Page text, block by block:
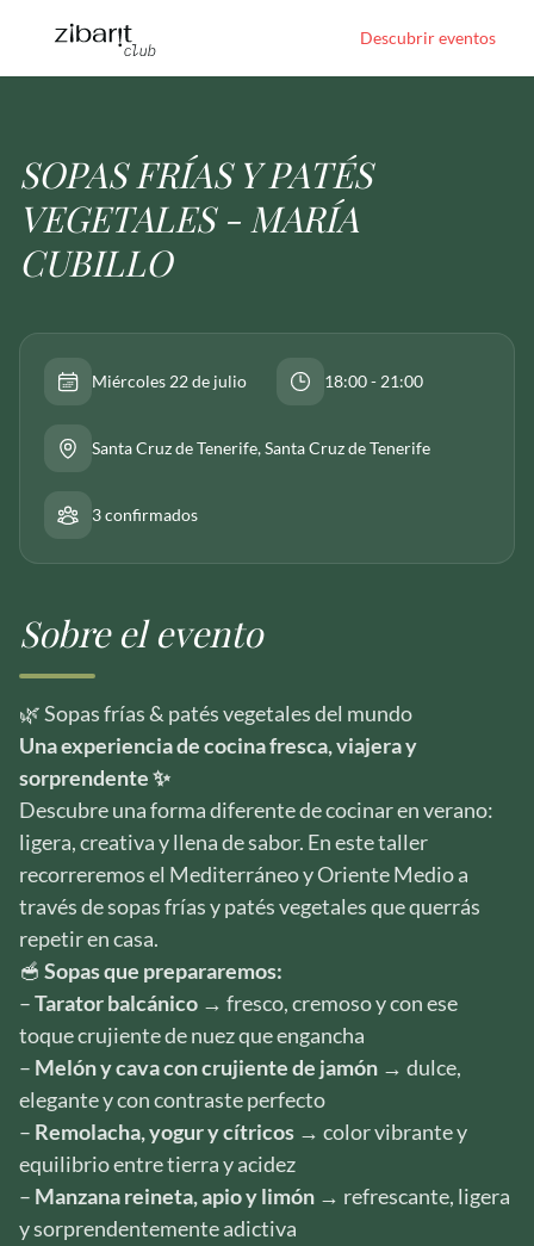
Descubrir eventos
SOPAS FRÍAS Y PATÉS
VEGETALES - MARÍA
CUBILLO
Miércoles 22 de julio 18:00 - 21:00
Santa Cruz de Tenerife, Santa Cruz de Tenerife
3 confirmados
Sobre el evento
🌿 Sopas frías & patés vegetales del mundo
Una experiencia de cocina fresca, viajera y
sorprendente ✨
Descubre una forma diferente de cocinar en verano:
ligera, creativa y llena de sabor. En este taller
recorreremos el Mediterráneo y Oriente Medio a
través de sopas frías y patés vegetales que querrás
repetir en casa.
🥣 Sopas que prepararemos:
–Tarator balcánico → fresco, cremoso y con ese
toque crujiente de nuez que engancha
– Melón y cava con crujiente de jamón → dulce,
elegante y con contraste perfecto
– Remolacha, yogur y cítricos → color vibrante y
equilibrio entre tierra y acidez
– Manzana reineta, apio y limón → refrescante, ligera
y sorprendentemente adictiva